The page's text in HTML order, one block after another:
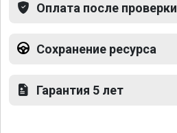
Оплата после проверки
Сохранение ресурса
Гарантия 5 лет